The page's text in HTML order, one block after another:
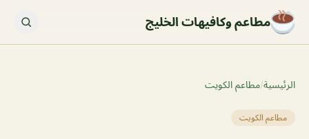
مطاعم وكافيهات الخليج
الرئيسية/مطاعم الكويت
مطاعم الكويت